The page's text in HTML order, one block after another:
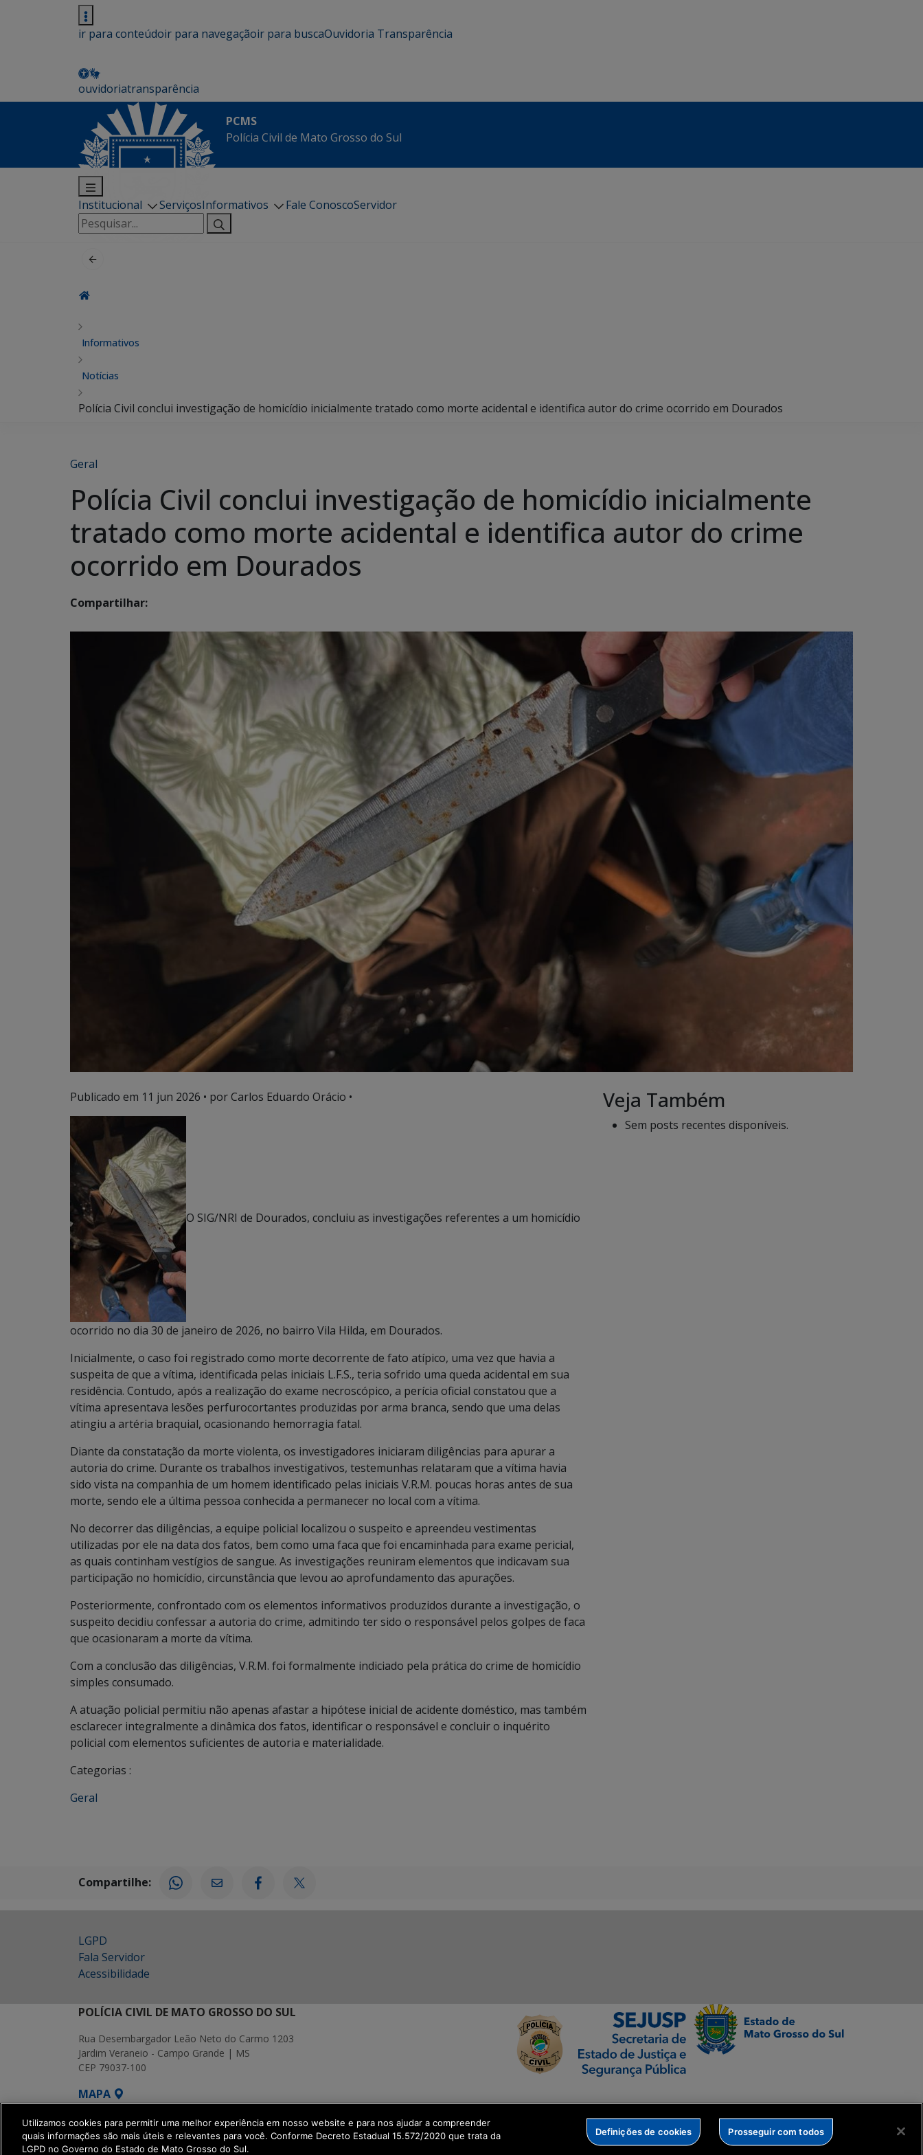
ir para conteúdoir para navegaçãoir para buscaOuvidoria Transparência
ouvidoriatransparência
PCMS
Polícia Civil de Mato Grosso do Sul
Institucional ServiçosInformativos Fale ConoscoServidor
Pesquisar
por:
Informativos
Notícias
Polícia Civil conclui investigação de homicídio inicialmente tratado como morte acidental e identifica autor do crime ocorrido em Dourados
Geral
Polícia Civil conclui investigação de homicídio inicialmente
tratado como morte acidental e identifica autor do crime
ocorrido em Dourados
Compartilhar:
Publicado em 11 jun 2026 • por Carlos Eduardo Orácio •
O SIG/NRI de Dourados, concluiu as investigações referentes a um homicídio
ocorrido no dia 30 de janeiro de 2026, no bairro Vila Hilda, em Dourados.
Inicialmente, o caso foi registrado como morte decorrente de fato atípico, uma vez que havia a
suspeita de que a vítima, identificada pelas iniciais L.F.S., teria sofrido uma queda acidental em sua
residência. Contudo, após a realização do exame necroscópico, a perícia oficial constatou que a
vítima apresentava lesões perfurocortantes produzidas por arma branca, sendo que uma delas
atingiu a artéria braquial, ocasionando hemorragia fatal.
Diante da constatação da morte violenta, os investigadores iniciaram diligências para apurar a
autoria do crime. Durante os trabalhos investigativos, testemunhas relataram que a vítima havia
sido vista na companhia de um homem identificado pelas iniciais V.R.M. poucas horas antes de sua
morte, sendo ele a última pessoa conhecida a permanecer no local com a vítima.
No decorrer das diligências, a equipe policial localizou o suspeito e apreendeu vestimentas
utilizadas por ele na data dos fatos, bem como uma faca que foi encaminhada para exame pericial,
as quais continham vestígios de sangue. As investigações reuniram elementos que indicavam sua
participação no homicídio, circunstância que levou ao aprofundamento das apurações.
Posteriormente, confrontado com os elementos informativos produzidos durante a investigação, o
suspeito decidiu confessar a autoria do crime, admitindo ter sido o responsável pelos golpes de faca
que ocasionaram a morte da vítima.
Com a conclusão das diligências, V.R.M. foi formalmente indiciado pela prática do crime de homicídio
simples consumado.
A atuação policial permitiu não apenas afastar a hipótese inicial de acidente doméstico, mas também
esclarecer integralmente a dinâmica dos fatos, identificar o responsável e concluir o inquérito
policial com elementos suficientes de autoria e materialidade.
Categorias :
Geral
Veja Também
Sem posts recentes disponíveis.
Compartilhe:
LGPD
Fala Servidor
Acessibilidade
POLÍCIA CIVIL DE MATO GROSSO DO SUL
Rua Desembargador Leão Neto do Carmo 1203
Jardim Veraneio - Campo Grande | MS
CEP 79037-100
MAPA
SETDIG | Secretaria-Executiva de Transformação Digital
Utilizamos cookies para permitir uma melhor experiência em nosso website e para nos ajudar a compreender
quais informações são mais úteis e relevantes para você. Conforme Decreto Estadual 15.572/2020 que trata da
LGPD no Governo do Estado de Mato Grosso do Sul.
Definições de cookies Prosseguir com todos